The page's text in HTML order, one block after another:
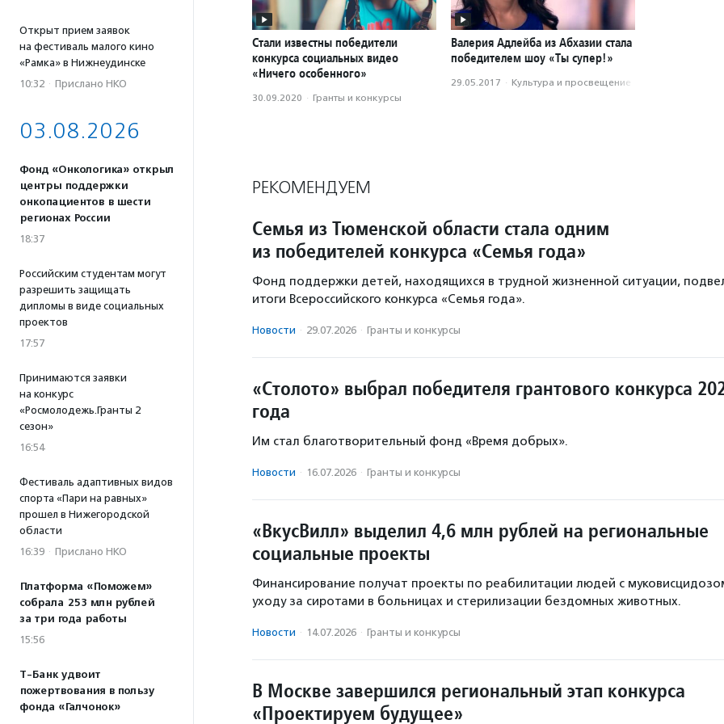
Открыт прием заявок
на фестиваль малого кино
«Рамка» в Нижнеудинске
10:32 · Прислано НКО
03.08.2026
Фонд «Онкологика» открыл
центры поддержки
онкопациентов в шести
регионах России
18:37
Российским студентам могут
разрешить защищать
дипломы в виде социальных
проектов
17:57
Принимаются заявки
на конкурс
«Росмолодежь.Гранты 2
сезон»
16:54
Фестиваль адаптивных видов
спорта «Пари на равных»
прошел в Нижегородской
области
16:39 · Прислано НКО
Платформа «Поможем»
собрала 253 млн рублей
за три года работы
15:56
Т-Банк удвоит
пожертвования в пользу
фонда «Галчонок»
Стали известны победители
конкурса социальных видео
«Ничего особенного»
30.09.2020 · Гранты и конкурсы
Валерия Адлейба из Абхазии стала
победителем шоу «Ты супер!»
29.05.2017 · Культура и просвещение
РЕКОМЕНДУЕМ
Семья из Тюменской области стала одним
из победителей конкурса «Семья года»
Фонд поддержки детей, находящихся в трудной жизненной ситуации,
итоги Всероссийского конкурса «Семья года».
Новости · 29.07.2026 · Гранты и конкурсы
«Столото» выбрал победителя грантового конкурса
года
Им стал благотворительный фонд «Время добрых».
Новости · 16.07.2026 · Гранты и конкурсы
«ВкусВилл» выделил 4,6 млн рублей на региональные
социальные проекты
Финансирование получат проекты по реабилитации людей с
уходу за сиротами в больницах и стерилизации бездомных животных.
Новости · 14.07.2026 · Гранты и конкурсы
В Москве завершился региональный этап конкурса
«Проектируем будущее»